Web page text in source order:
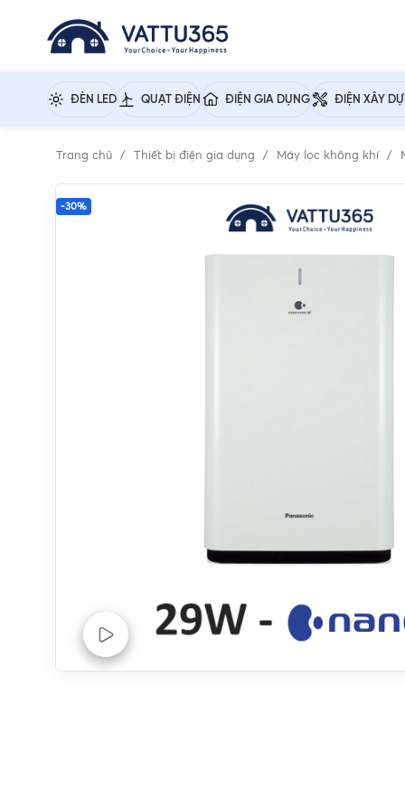
ĐÈN LED QUẠT ĐIỆN ĐIỆN GIA DỤNG ĐIỆN XÂY
Trang chủ Thiết bị điện gia dụng Máy lọc không khí
-30%
Xem Video sản phẩm